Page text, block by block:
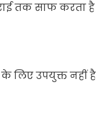
तक साफ करता है
लिए उपयुक्त नहीं है